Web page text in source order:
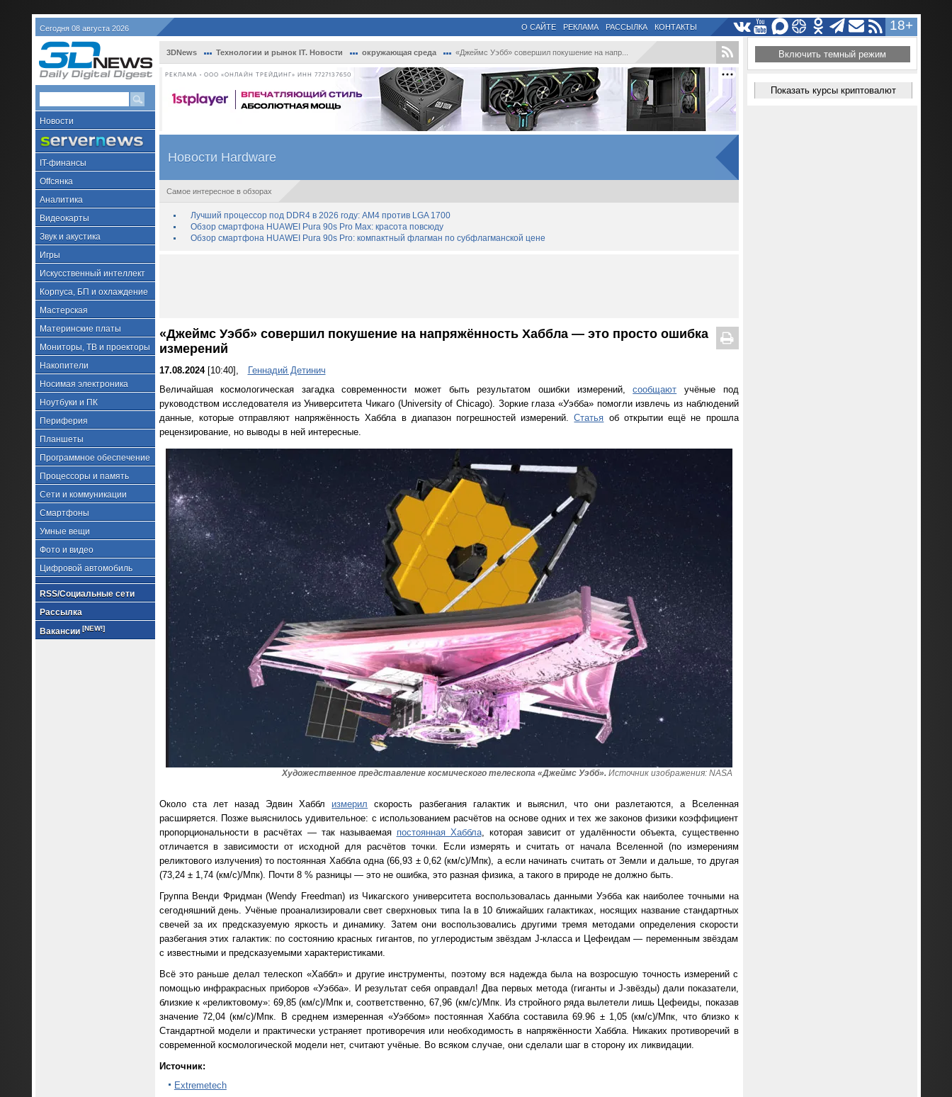
Сегодня 08 августа 2026 18+
О САЙТЕ РЕКЛАМА РАССЫЛКА КОНТАКТЫ
Новости
IT-финансы
Offсянка
Аналитика
Видеокарты
Звук и акустика
Игры
Искусственный интеллект
Корпуса, БП и охлаждение
Мастерская
Материнские платы
Мониторы, ТВ и проекторы
Накопители
Носимая электроника
Ноутбуки и ПК
Периферия
Планшеты
Программное обеспечение
Процессоры и память
Сети и коммуникации
Смартфоны
Умные вещи
Фото и видео
Цифровой автомобиль
RSS/Социальные сети
Рассылка
Вакансии [NEW!]
3DNews Технологии и рынок IT. Новости окружающая среда «Джеймс Уэбб» совершил покушение на напр...
РЕКЛАМА • ООО «ОНЛАЙН ТРЕЙДИНГ» ИНН 7727137650
Новости Hardware
Самое интересное в обзорах
Лучший процессор под DDR4 в 2026 году: AM4 против LGA 1700
Обзор смартфона HUAWEI Pura 90s Pro Max: красота повсюду
Обзор смартфона HUAWEI Pura 90s Pro: компактный флагман по субфлагманской цене
«Джеймс Уэбб» совершил покушение на напряжённость Хаббла — это просто ошибка
измерений
17.08.2024[10:40],
Геннадий Детинич
Величайшая космологическая загадка современности может быть результатом ошибки измерений,сообщают учёные под
руководством исследователя из Университета Чикаго (University of Chicago). Зоркие глаза «Уэбба» помогли извлечь из наблюдений
данные, которые отправляют напряжённость Хаббла в диапазон погрешностей измерений.Статья об открытии ещё не прошла
рецензирование, но выводы в ней интересные.
Художественное представление космического телескопа «Джеймс Уэбб».Источник изображения: NASA
Около ста лет назад Эдвин Хаббл измерил скорость разбегания галактик и выяснил, что они разлетаются, а Вселенная
расширяется. Позже выяснилось удивительное: с использованием расчётов на основе одних и тех же законов физики коэффициент
пропорциональности в расчётах — так называемая постоянная Хаббла, которая зависит от удалённости объекта, существенно
отличается в зависимости от исходной для расчётов точки. Если измерять и считать от начала Вселенной (по измерениям
реликтового излучения) то постоянная Хаббла одна (66,93 ± 0,62 (км/с)/Мпк), а если начинать считать от Земли и дальше, то другая
(73,24 ± 1,74 (км/с)/Мпк). Почти 8 % разницы — это не ошибка, это разная физика, а такого в природе не должно быть.
Группа Венди Фридман (Wendy Freedman) из Чикагского университета воспользовалась данными Уэбба как наиболее точными на
сегодняшний день. Учёные проанализировали свет сверхновых типа Ia в 10 ближайших галактиках, носящих название стандартных
свечей за их предсказуемую яркость и динамику. Затем они воспользовались другими тремя методами определения скорости
разбегания этих галактик: по состоянию красных гигантов, по углеродистым звёздам J-класса и Цефеидам — переменным звёздам
с известными и предсказуемыми характеристиками.
Всё это раньше делал телескоп «Хаббл» и другие инструменты, поэтому вся надежда была на возросшую точность измерений с
помощью инфракрасных приборов «Уэбба». И результат себя оправдал! Два первых метода (гиганты и J-звёзды) дали показатели,
близкие к «реликтовому»: 69,85 (км/с)/Мпк и, соответственно, 67,96 (км/с)/Мпк. Из стройного ряда вылетели лишь Цефеиды, показав
значение 72,04 (км/с)/Мпк. В среднем измеренная «Уэббом» постоянная Хаббла составила 69.96 ± 1,05 (км/с)/Мпк, что близко к
Стандартной модели и практически устраняет противоречия или необходимость в напряжённости Хаббла. Никаких противоречий в
современной космологической модели нет, считают учёные. Во всяком случае, они сделали шаг в сторону их ликвидации.
Источник:
Extremetech
Включить темный режим
Показать курсы криптовалют